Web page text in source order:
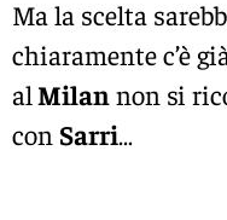
Ma la scelta
chiaramente c’è
al Milannon si
con Sarri…